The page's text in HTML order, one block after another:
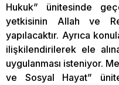
Hukuk” ünitesinde
yetkisinin Allah ve
yapılacaktır. Ayrıca
ilişkilendirilerek ele
uygulanması isteniyor.
ve Sosyal Hayat”